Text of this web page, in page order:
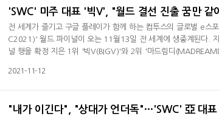
'SWC' 미주 대표 '빅V', "월드 결선 진출 꿈만 같
전 세계가 즐기고 구글 플레이가 함께 하는 컴투스의 글로벌 e스
C2021)' 월드 파이널이 오는 11월13일 전 세계에 생중계된다.
널 행을 확정 지은 1위 '빅V(BIGV)'와 2위 '마드림디
'SWC'에 불어 든 세대 교체 바람의 대표 주자로도 손꼽히고 있다
2021-11-12
"내가 이긴다", "상대가 언더독"…'SWC' 亞 대표